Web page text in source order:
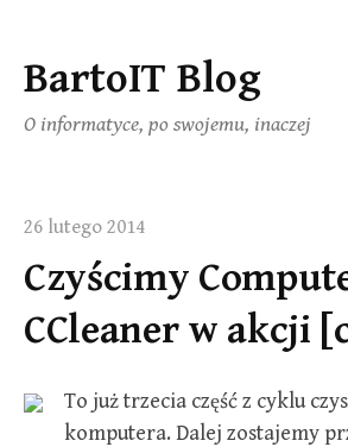
Skip
content
BartoIT Blog
O informatyce, po swojemu, inaczej
26 lutego 2014
Czyścimy
CCleaner w akcji
To już trzecia część z cyklu
komputera. Dalej zostajemy